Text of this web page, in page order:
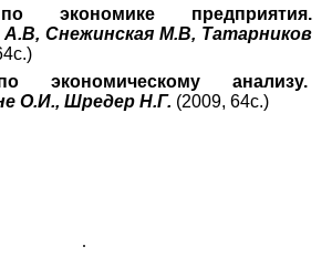
экономике предприятия.
А.В, Снежинская М.В, Татарников
экономическому анализу.
О.И., Шредер Н.Г. (2009, 64с.)
.